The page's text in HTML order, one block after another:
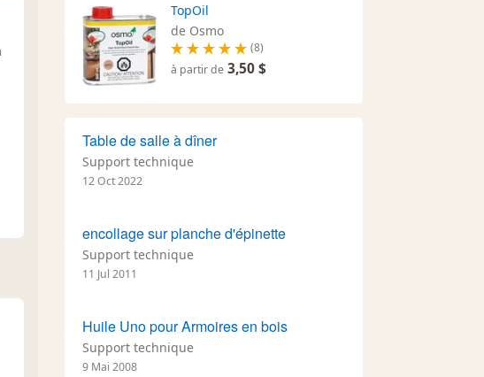
TopOil
de Osmo
(8)
à partir de 3,50 $
Table de salle à dîner
Support technique
12 Oct 2022
encollage sur planche d'épinette
Support technique
11 Jul 2011
Huile Uno pour Armoires en bois
Support technique
9 Mai 2008